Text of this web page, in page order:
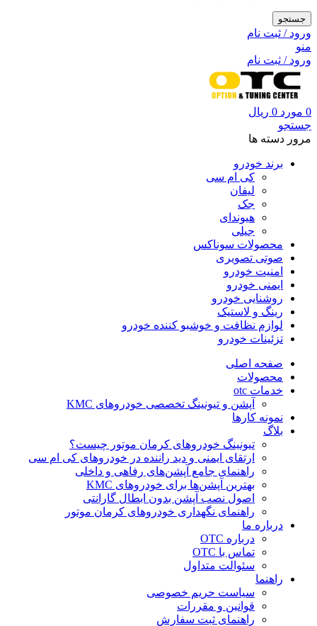
جستجو
ورود / ثبت نام
منو
ورود / ثبت نام
0 مورد 0 ریال
جستجو
مرور دسته ها
برند خودرو
کی ام سی
لیفان
جک
هیوندای
جیلی
محصولات سوناکس
صوتی تصویری
امنیت خودرو
ایمنی خودرو
روشنایی خودرو
رینگ و لاستیک
لوازم نظافت و خوشبو کننده خودرو
تزئینات خودرو
صفحه اصلی
محصولات
خدمات otc
آپشن و تیونینگ تخصصی خودروهای KMC
نمونه کارها
بلاگ
تیونینگ خودروهای کرمان موتور چیست؟
ارتقای ایمنی و دید راننده در خودروهای کی ام سی
راهنمای جامع آپشن‌های رفاهی و داخلی
بهترین آپشن‌ها برای خودروهای KMC
اصول نصب آپشن بدون ابطال گارانتی
راهنمای نگهداری خودروهای کرمان موتور
درباره ما
درباره OTC
تماس با OTC
سئوالت متداول
راهنما
سیاست حریم خصوصی
قوانین و مقررات
راهنمای ثبت سفارش